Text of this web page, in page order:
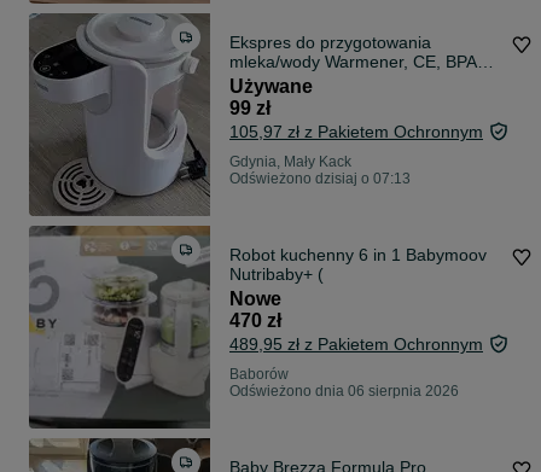
Ekspres do przygotowania
mleka/wody Warmener, CE, BPA
Free, Gwarancja
Używane
99 zł
105,97 zł z Pakietem Ochronnym
Gdynia, Mały Kack
Odświeżono dzisiaj o 07:13
Robot kuchenny 6 in 1 Babymoov
Nutribaby+ (
Nowe
470 zł
489,95 zł z Pakietem Ochronnym
Baborów
Odświeżono dnia 06 sierpnia 2026
Baby Brezza Formula Pro